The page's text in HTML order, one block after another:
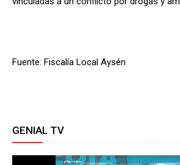
Fuente: Fiscalía Local Aysén
GENIAL TV